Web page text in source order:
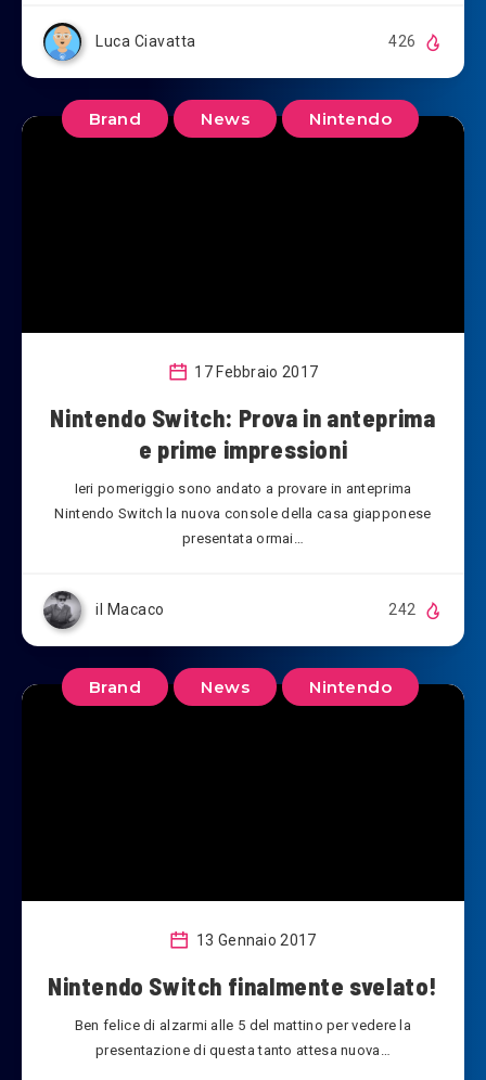
Luca Ciavatta 426
Brand News Nintendo
17 Febbraio 2017
Nintendo Switch: Prova in anteprima
e prime impressioni
Ieri pomeriggio sono andato a provare in anteprima
Nintendo Switch la nuova console della casa giapponese
presentata ormai…
il Macaco 242
Brand News Nintendo
13 Gennaio 2017
Nintendo Switch finalmente svelato!
Ben felice di alzarmi alle 5 del mattino per vedere la
presentazione di questa tanto attesa nuova…